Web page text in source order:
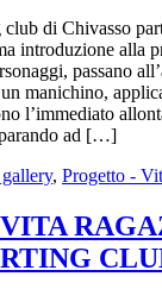
di Chivasso
introduzione alla
passano
manichino,
l’immediato
ad […]
, Progetto -